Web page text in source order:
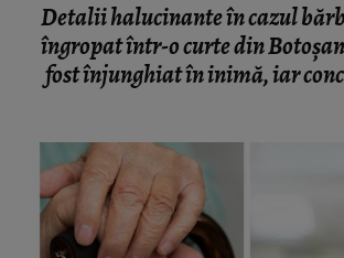
Detalii halucinante în cazul
îngropat într-o curte din
fost înjunghiat în inimă, iar